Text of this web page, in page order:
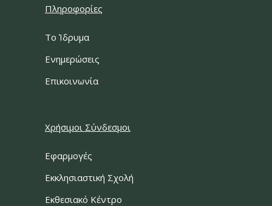
Πληροφορίες
Το Ίδρυμα
Ενημερώσεις
Επικοινωνία
Χρήσιμοι Σύνδεσμοι
Εφαρμογές
Εκκλησιαστική Σχολή
Εκθεσιακό Κέντρο